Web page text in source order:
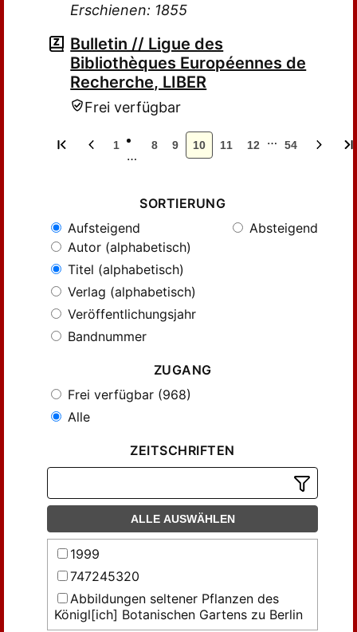
Erschienen: 1855
Bulletin // Ligue des
Bibliothèques Européennes de
Recherche, LIBER
Frei verfügbar
1
…
8 9 10 11 12 … 54
SORTIERUNG
Aufsteigend
Absteigend
Autor (alphabetisch)
Titel (alphabetisch)
Verlag (alphabetisch)
Veröffentlichungsjahr
Bandnummer
ZUGANG
Frei verfügbar (968)
Alle
ZEITSCHRIFTEN
ALLE AUSWÄHLEN
1999
747245320
Abbildungen seltener Pflanzen des
Königl[ich] Botanischen Gartens zu Berlin